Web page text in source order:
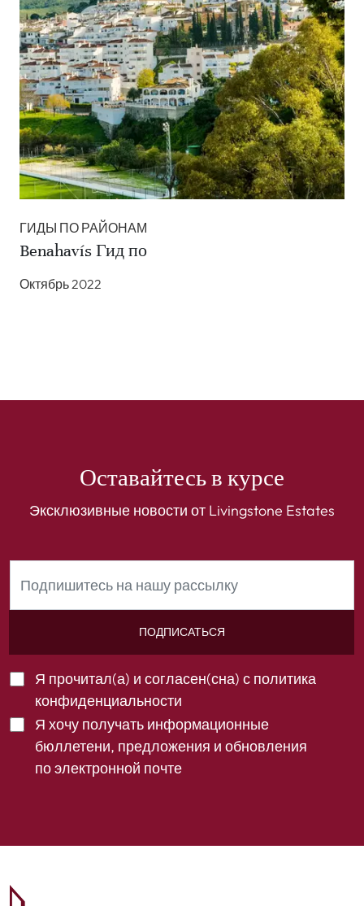
ГИДЫ ПО РАЙОНАМ
Benahavís Гид по
Октябрь 2022
Оставайтесь в курсе
Эксклюзивные новости от Livingstone Estates
ПОДПИСАТЬСЯ
Я прочитал(а) и согласен(сна) с политика
конфиденциальности
Я хочу получать информационные
бюллетени, предложения и обновления
по электронной почте